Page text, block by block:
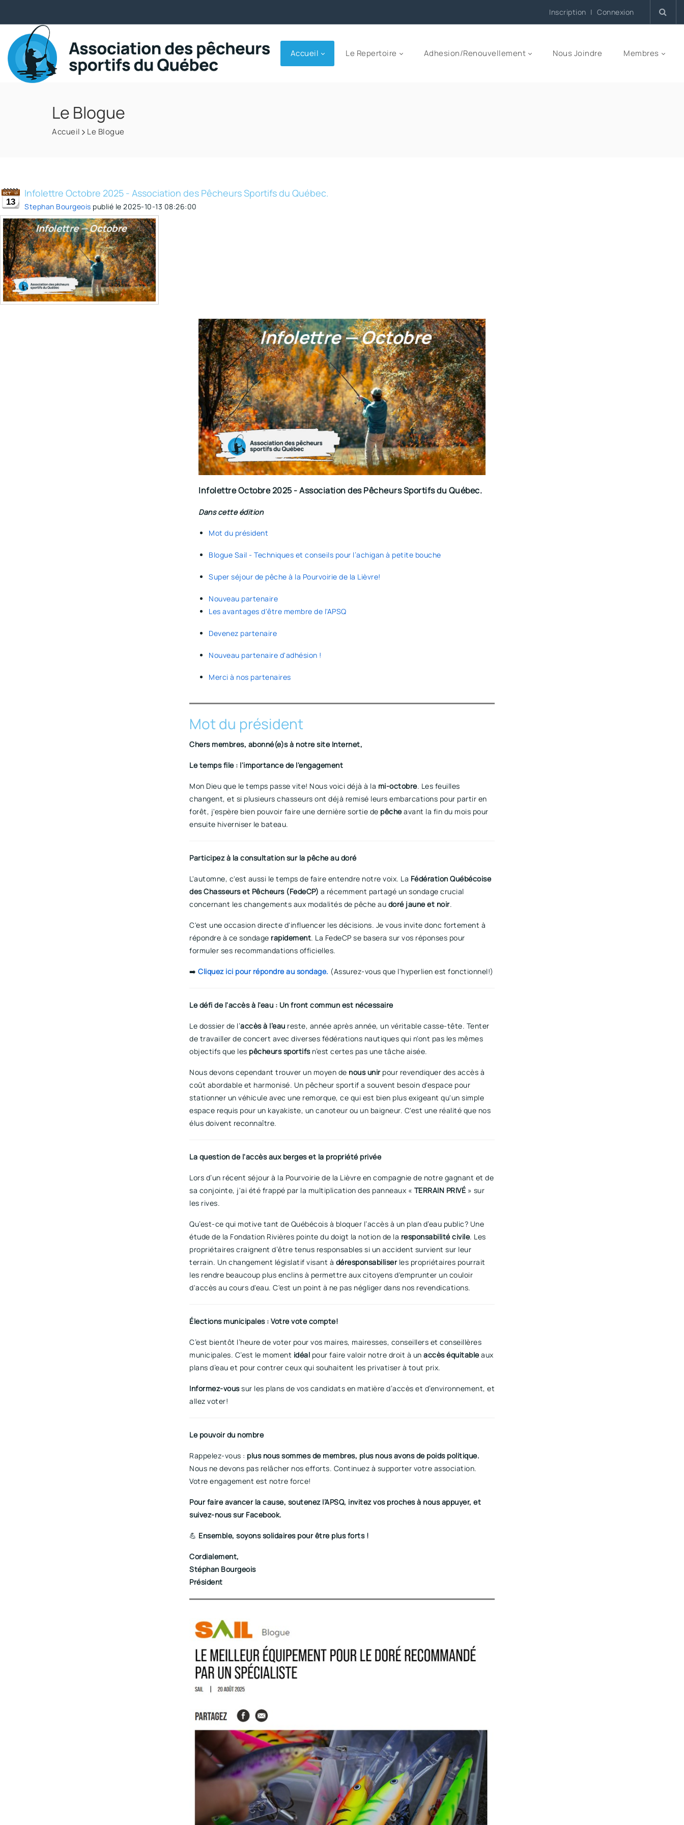
Inscription | Connexion
Accueil Le Repertoire Adhesion/Renouvellement Nous Joindre Membres
Le Blogue
Accueil Le Blogue
13
Infolettre Octobre 2025 - Association des Pêcheurs Sportifs du Québec.
Stephan Bourgeois publié le 2025-10-13 08:26:00
Infolettre Octobre 2025 - Association des Pêcheurs Sportifs du Québec.
Dans cette édition
Mot du président
Blogue Sail - Techniques et conseils pour l’achigan à petite bouche
Super séjour de pêche à la Pourvoirie de la Lièvre!
Nouveau partenaire
Les avantages d'être membre de l'APSQ
Devenez partenaire
Nouveau partenaire d'adhésion !
Merci à nos partenaires
Mot du président
Chers membres, abonné(e)s à notre site Internet,
Le temps file : l'importance de l'engagement
Mon Dieu que le temps passe vite! Nous voici déjà à la mi-octobre. Les feuilles
changent, et si plusieurs chasseurs ont déjà remisé leurs embarcations pour partir en
forêt, j'espère bien pouvoir faire une dernière sortie de pêcheavant la fin du mois pour
ensuite hiverniser le bateau.
Participez à la consultation sur la pêche au doré
L'automne, c'est aussi le temps de faire entendre notre voix. La Fédération Québécoise
des Chasseurs et Pêcheurs (FedeCP) a récemment partagé un sondage crucial
concernant les changements aux modalités de pêche au doré jaune et noir.
C'est une occasion directe d'influencer les décisions. Je vous invite donc fortement à
répondre à ce sondage rapidement. La FedeCP se basera sur vos réponses pour
formuler ses recommandations officielles.
➡️ Cliquez ici pour répondre au sondage. (Assurez-vous que l'hyperlien est fonctionnel!)
Le défi de l'accès à l'eau : Un front commun est nécessaire
Le dossier de l’accès à l’eau reste, année après année, un véritable casse-tête. Tenter
de travailler de concert avec diverses fédérations nautiques qui n'ont pas les mêmes
objectifs que les pêcheurs sportifsn’est certes pas une tâche aisée.
Nous devons cependant trouver un moyen de nous unirpour revendiquer des accès à
coût abordable et harmonisé. Un pêcheur sportif a souvent besoin d'espace pour
stationner un véhicule avec une remorque, ce qui est bien plus exigeant qu'un simple
espace requis pour un kayakiste, un canoteur ou un baigneur. C'est une réalité que nos
élus doivent reconnaître.
La question de l'accès aux berges et la propriété privée
Lors d’un récent séjour à la Pourvoirie de la Lièvre en compagnie de notre gagnant et de
sa conjointe, j'ai été frappé par la multiplication des panneaux « TERRAIN PRIVÉ » sur
les rives.
Qu’est-ce qui motive tant de Québécois à bloquer l’accès à un plan d’eau public? Une
étude de la Fondation Rivières pointe du doigt la notion de la responsabilité civile. Les
propriétaires craignent d’être tenus responsables si un accident survient sur leur
terrain. Un changement législatif visant à déresponsabiliserles propriétaires pourrait
les rendre beaucoup plus enclins à permettre aux citoyens d'emprunter un couloir
d'accès au cours d'eau. C'est un point à ne pas négliger dans nos revendications.
Élections municipales : Votre vote compte!
C’est bientôt l’heure de voter pour vos maires, mairesses, conseillers et conseillères
municipales. C’est le moment idéal pour faire valoir notre droit à un accès équitableaux
plans d’eau et pour contrer ceux qui souhaitent les privatiser à tout prix.
Informez-voussur les plans de vos candidats en matière d’accès et d’environnement, et
allez voter!
Le pouvoir du nombre
Rappelez-vous : plus nous sommes de membres, plus nous avons de poids politique.
Nous ne devons pas relâcher nos efforts. Continuez à supporter votre association.
Votre engagement est notre force!
Pour faire avancer la cause, soutenez l’APSQ, invitez vos proches à nous appuyer, et
suivez-nous sur Facebook.
💪 Ensemble, soyons solidaires pour être plus forts !
Cordialement,
Stéphan Bourgeois
Président